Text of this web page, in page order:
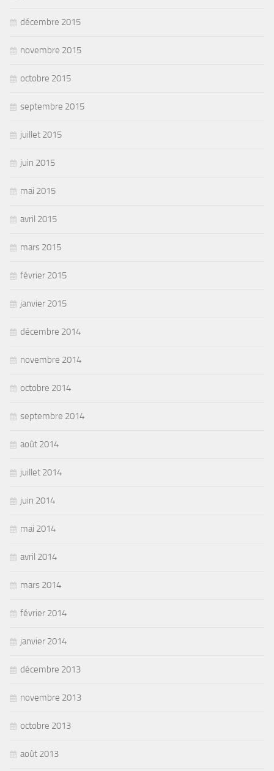
décembre 2015
novembre 2015
octobre 2015
septembre 2015
juillet 2015
juin 2015
mai 2015
avril 2015
mars 2015
février 2015
janvier 2015
décembre 2014
novembre 2014
octobre 2014
septembre 2014
août 2014
juillet 2014
juin 2014
mai 2014
avril 2014
mars 2014
février 2014
janvier 2014
décembre 2013
novembre 2013
octobre 2013
août 2013